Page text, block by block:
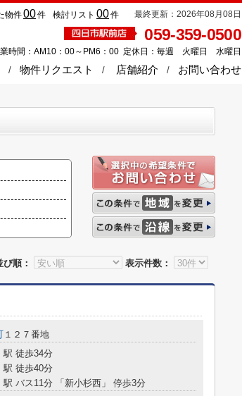
最終更新：2026年08月08日
検討リスト 00件
物件00件
059-359-0500
時間：AM10：00～PM6：00 定休日：毎週 火曜日 水曜日
お問い合わせ
店舗紹介
物件リクエスト
び順：
表示件数：
１２７番地
駅 徒歩34分
駅 徒歩40分
駅 バス11分 「新小杉西」 停歩3分